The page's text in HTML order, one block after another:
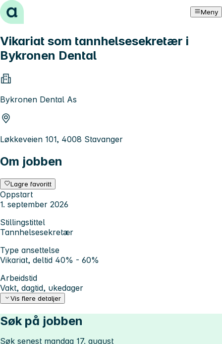
Hopp til innhold Meny
Vikariat som tannhelsesekretær i
Bykronen Dental
Bykronen Dental As
Løkkeveien 101, 4008 Stavanger
Om jobben
Lagre favoritt
Oppstart
1. september 2026
Stillingstittel
Tannhelsesekretær
Type ansettelse
Vikariat, deltid 40% - 60%
Arbeidstid
Vakt, dagtid, ukedager
Vis flere detaljer
Søk på jobben
Søk senest mandag 17. august